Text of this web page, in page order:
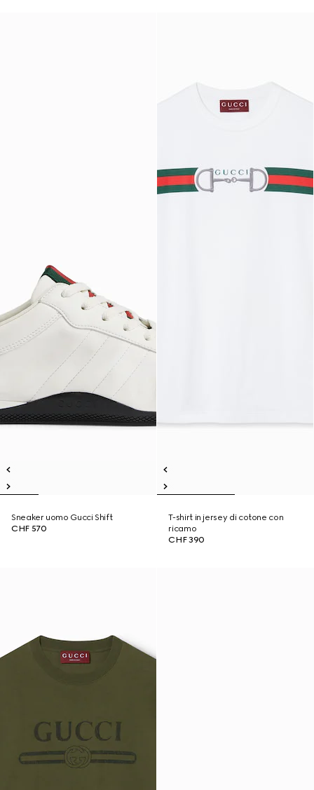
Sneaker uomo Gucci Shift
CHF 570
T-shirt in jersey di cotone con
ricamo
CHF 390